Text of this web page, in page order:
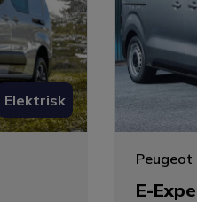
Elektrisk
Peugeot
E-